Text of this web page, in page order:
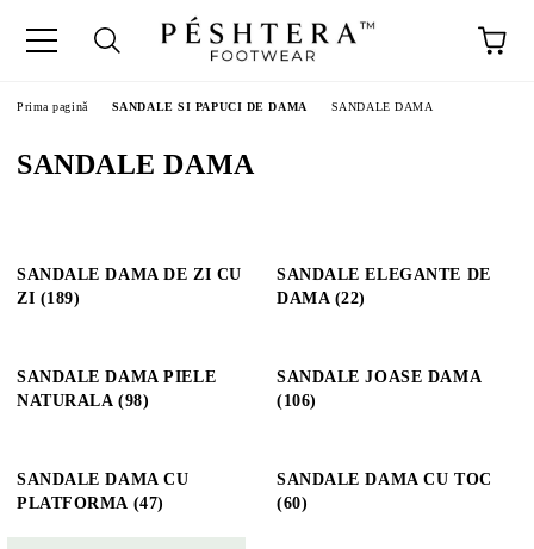
Prima pagină SANDALE SI PAPUCI DE DAMA SANDALE DAMA
SANDALE DAMA
SANDALE DAMA DE ZI CU
ZI (189)
SANDALE ELEGANTE DE
DAMA (22)
SANDALE DAMA PIELE
NATURALA (98)
SANDALE JOASE DAMA
(106)
SANDALE DAMA CU
PLATFORMA (47)
SANDALE DAMA CU TOC
(60)